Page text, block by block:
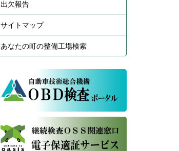
出欠報告
サイトマップ
あなたの町の整備工場検索